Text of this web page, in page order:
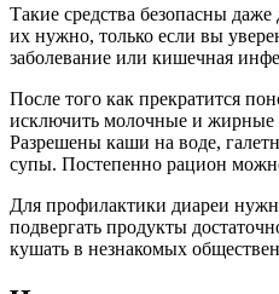
Такие средства безопасны
их нужно, только если вы
заболевание или кишечная
После того как прекратится
исключить молочные и
Разрешены каши на воде,
супы. Постепенно рацион
Для профилактики диареи
подвергать продукты
кушать в незнакомых